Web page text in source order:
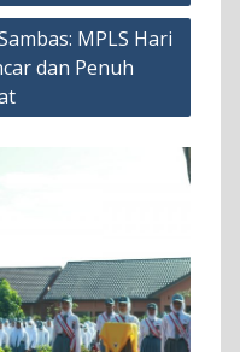
MPLS Hari
dan Penuh